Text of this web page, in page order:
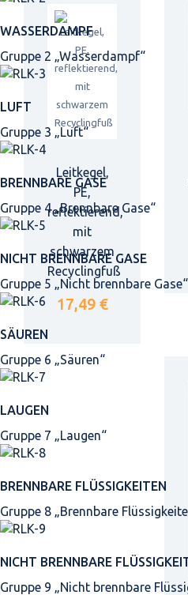
WASSERDAMPF
Gruppe 2 „Wasserdampf“
LUFT
Gruppe 3 „Luft“
BRENNBARE GASE
Gruppe 4 „Brennbare Gase“
NICHT BRENNBARE GASE
Gruppe 5 „Nicht brennbare Gase“
SÄUREN
Gruppe 6 „Säuren“
LAUGEN
Gruppe 7 „Laugen“
BRENNBARE FLÜSSIGKEITEN
Gruppe 8 „Brennbare
NICHT BRENNBARE
Gruppe 9 „Nicht brennbare
Leitkegel,
PE,
reflektierend,
mit
schwarzem
Recyclingfuß
17,49 €